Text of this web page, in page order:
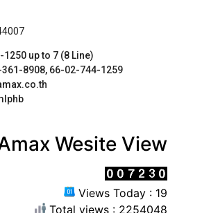
up to 7 (8 Line)
8908, 66-02-744-1259
Wesite View
Views Today : 19
Total views : 2254048